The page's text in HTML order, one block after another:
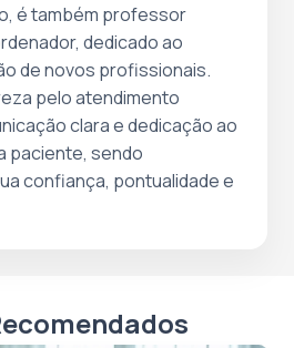
é também professor
dedicado ao
de novos profissionais.
pelo atendimento
clara e dedicação ao
paciente, sendo
confiança, pontualidade e